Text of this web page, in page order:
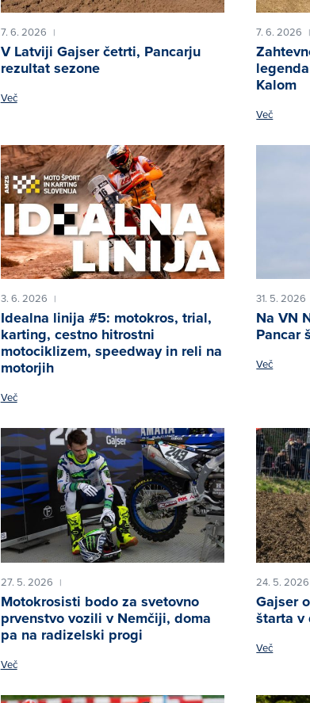
7. 6. 2026 |
V Latviji Gajser četrti, Pancarju
rezultat sezone
Več
7. 6. 2026 |
Kalom
Več
3. 6. 2026 |
Idealna linija #5: motokros, trial,
karting, cestno hitrostni
motociklizem, speedway in reli na
motorjih
Več
31. 5. 2026
Na VN
Pancar
Več
27. 5. 2026 |
Motokrosisti bodo za svetovno
prvenstvo vozili v Nemčiji, doma
pa na radizelski progi
Več
24. 5. 2026
Gajser
štarta v
Več